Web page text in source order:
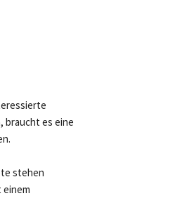
braucht es eine
stehen